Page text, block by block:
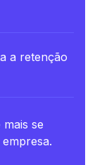
a retenção
se